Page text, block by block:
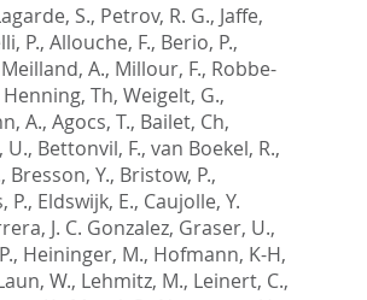
S., Petrov, R. G., Jaffe,
P., Allouche, F., Berio, P.,
Meilland, A., Millour, F., Robbe-
Henning, Th, Weigelt, G.,
A., Agocs, T., Bailet, Ch,
U., Bettonvil, F., van Boekel, R.,
, Bresson, Y., Bristow, P.,
P., Eldswijk, E., Caujolle, Y.
J. C. Gonzalez, Graser, U.,
, Heininger, M., Hofmann, K-H,
W., Lehmitz, M., Leinert, C.,